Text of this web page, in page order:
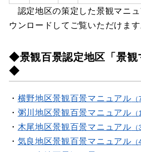
認定地区の策定した景観マニ
ウンロードしてご覧いただけます
◆景観百景認定地区「景観
◆
・ 横野地区景観百景マニュアル
・ 粥川地区景観百景マニュアル
・ 木尾地区景観百景マニュアル
・ 気良地区景観百景マニュアル